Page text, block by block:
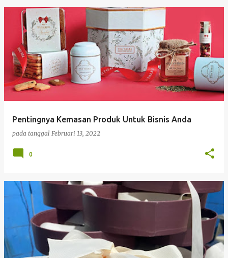
Pentingnya Kemasan Produk Untuk Bisnis Anda
pada tanggal Februari 13, 2022
0